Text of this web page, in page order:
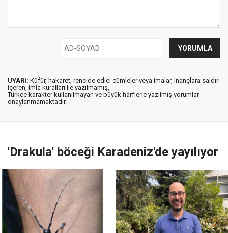
UYARI: Küfür, hakaret, rencide edici cümleler veya imalar, inançlara saldırı
içeren, imla kuralları ile yazılmamış,
Türkçe karakter kullanılmayan ve büyük harflerle yazılmış yorumlar
onaylanmamaktadır.
'Drakula' böceği Karadeniz'de yayılıyor